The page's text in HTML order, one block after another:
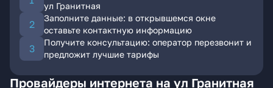
ул Гранитная
Заполните данные: в открывшемся окне
оставьте контактную информацию
Получите консультацию: оператор перезвонит и
предложит лучшие тарифы
Провайдеры интернета на ул Гранитная